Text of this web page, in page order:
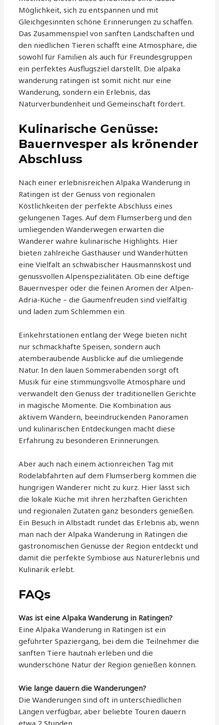
Möglichkeit, sich zu entspannen und mit
Gleichgesinnten schöne Erinnerungen zu schaffen.
Das Zusammenspiel von sanften Landschaften und
den niedlichen Tieren schafft eine Atmosphäre, die
sowohl für Familien als auch für Freundesgruppen
ein perfektes Ausflugsziel darstellt. Die alpaka
wanderung ratingen ist somit nicht nur eine
Wanderung, sondern ein Erlebnis, das
Naturverbundenheit und Gemeinschaft fördert.
Kulinarische Genüsse:
Bauernvesper als krönender
Abschluss
Nach einer erlebnisreichen Alpaka Wanderung in
Ratingen ist der Genuss von regionalen
Köstlichkeiten der perfekte Abschluss eines
gelungenen Tages. Auf dem Flumserberg und den
umliegenden Wanderwegen erwarten die
Wanderer wahre kulinarische Highlights. Hier
bieten zahlreiche Gasthäuser und Wanderhütten
eine Vielfalt an schwäbischer Hausmannskost und
genussvollen Alpenspezialitäten. Ob eine deftige
Bauernvesper oder die feinen Aromen der Alpen-
Adria-Küche – die Gaumenfreuden sind vielfältig
und laden zum Schlemmen ein.
Einkehrstationen entlang der Wege bieten nicht
nur schmackhafte Speisen, sondern auch
atemberaubende Ausblicke auf die umliegende
Natur. In den lauen Sommerabenden sorgt oft
Musik für eine stimmungsvolle Atmosphäre und
verwandelt den Genuss der traditionellen Gerichte
in magische Momente. Die Kombination aus
aktivem Wandern, beeindruckenden Panoramen
und kulinarischen Entdeckungen macht diese
Erfahrung zu besonderen Erinnerungen.
Aber auch nach einem actionreichen Tag mit
Rodelabfahrten auf dem Flumserberg kommen die
hungrigen Wanderer nicht zu kurz. Hier lässt sich
die lokale Küche mit ihren herzhaften Gerichten
und regionalen Zutaten ganz besonders genießen.
Ein Besuch in Albstadt rundet das Erlebnis ab, wenn
man nach der Alpaka Wanderung in Ratingen die
gastronomischen Genüsse der Region entdeckt und
damit die perfekte Symbiose aus Naturerlebnis und
Kulinarik erlebt.
FAQs
Was ist eine Alpaka Wanderung in Ratingen?
Eine Alpaka Wanderung in Ratingen ist ein
geführter Spaziergang, bei dem die Teilnehmer die
sanften Tiere hautnah erleben und die
wunderschöne Natur der Region genießen können.
Wie lange dauern die Wanderungen?
Die Wanderungen sind oft in unterschiedlichen
Längen verfügbar, aber beliebte Touren dauern
etwa 2 Stunden.